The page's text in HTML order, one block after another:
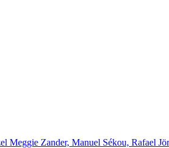
Zander, Manuel Sékou, Rafael